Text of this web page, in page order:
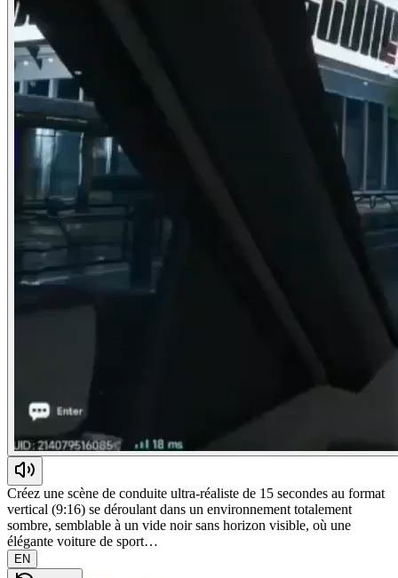
Créez une scène de conduite ultra-réaliste de 15 secondes au format
vertical (9:16) se déroulant dans un environnement totalement
sombre, semblable à un vide noir sans horizon visible, où une
élégante voiture de sport…
EN